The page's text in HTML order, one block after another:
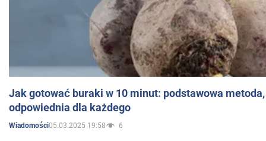
Jak gotować buraki w 10 minut: podstawowa
odpowiednia dla każdego
Wiadomości05.03.2025 19:58 6